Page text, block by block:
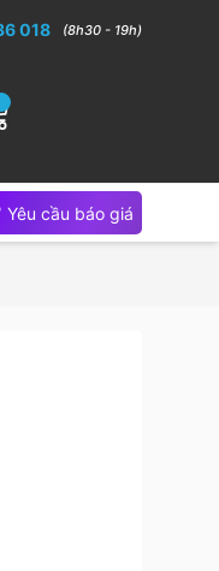
018 (8h30 - 19h)
Yêu cầu báo giá